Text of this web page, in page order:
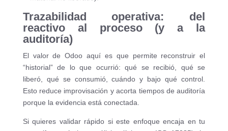
Trazabilidad operativa: del
reactivo al proceso (y a la
auditoría)
El valor de Odoo aquí es que permite reconstruir el
“historial” de lo que ocurrió: qué se recibió, qué se
liberó, qué se consumió, cuándo y bajo qué control.
Esto reduce improvisación y acorta tiempos de auditoría
porque la evidencia está conectada.
Si quieres validar rápido si este enfoque encaja en tu